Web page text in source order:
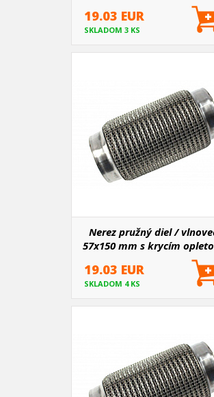
19.03 EUR
SKLADOM 3 KS
Nerez pružný diel /
57x150 mm s krycím
19.03 EUR
SKLADOM 4 KS